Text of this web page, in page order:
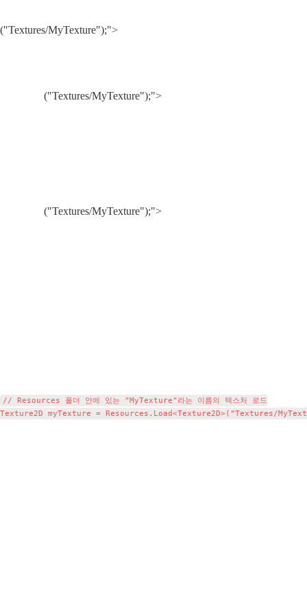
("Textures/MyTexture");">
("Textures/MyTexture");">
("Textures/MyTexture");">
// Resources 폴더 안에 있는 "MyTexture"라는 이름의 텍스처 로드